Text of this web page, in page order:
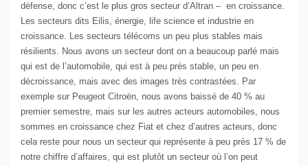
défense, donc c’est le plus gros secteur d’Altran – en croissance.
Les secteurs dits Eilis, énergie, life science et industrie en
croissance. Les secteurs télécoms un peu plus stables mais
résilients. Nous avons un secteur dont on a beaucoup parlé mais
qui est de l’automobile, qui est à peu près stable, un peu en
décroissance, mais avec des images très contrastées. Par
exemple sur Peugeot Citroën, nous avons baissé de 40 % au
premier semestre, mais sur les autres acteurs automobiles, nous
sommes en croissance chez Fiat et chez d’autres acteurs, donc
cela reste pour nous un secteur qui représente à peu près 17 % de
notre chiffre d’affaires, qui est plutôt un secteur où l’on peut